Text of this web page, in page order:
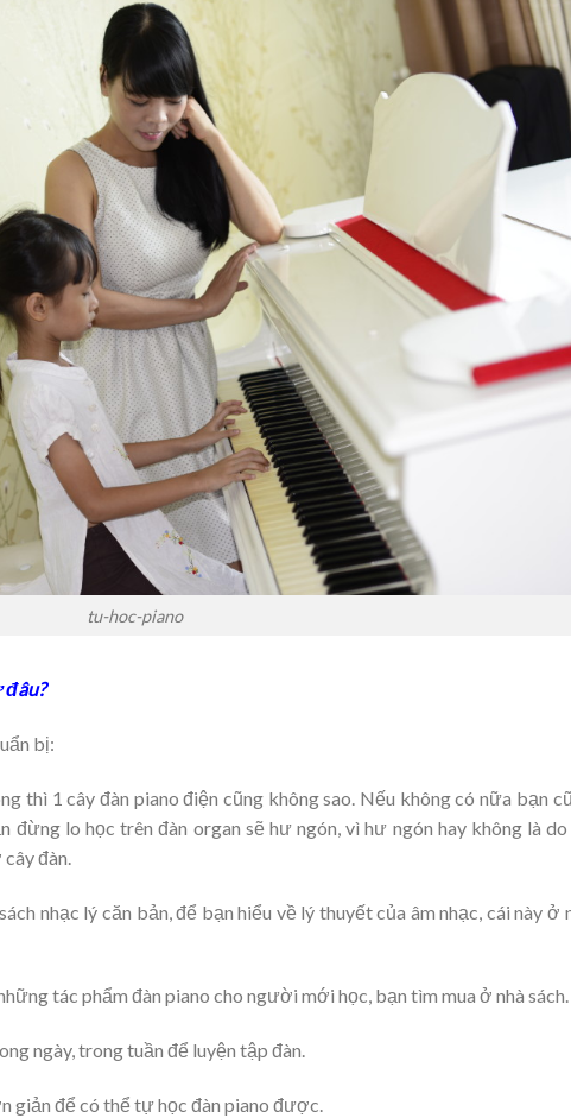
tu-hoc-piano
bị:
thì 1 cây đàn piano điện cũng không sao. Nếu không có nữa bạn
đừng lo học trên đàn organ sẽ hư ngón, vì hư ngón hay không là
đàn.
nhạc lý căn bản, để bạn hiểu về lý thuyết của âm nhạc, cái này ở
tác phẩm đàn piano cho người mới học, bạn tìm mua ở nhà sách.
ngày, trong tuần để luyện tập đàn.
giản để có thể tự học đàn piano được.